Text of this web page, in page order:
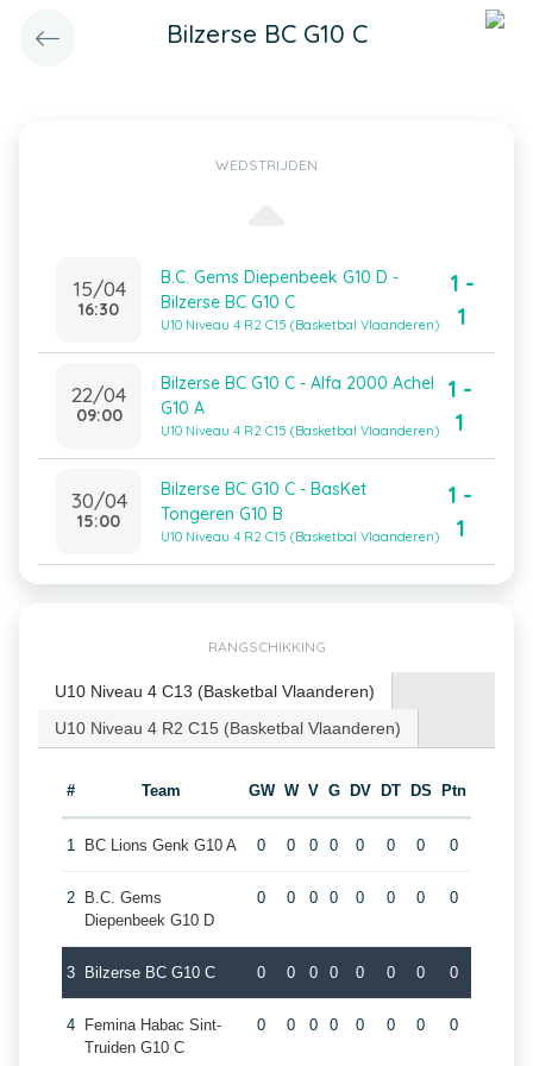
Bilzerse BC G10 C
WEDSTRIJDEN
15/04
16:30
B.C. Gems Diepenbeek G10 D -
Bilzerse BC G10 C
U10 Niveau 4 R2 C15 (Basketbal Vlaanderen)
1 -
1
22/04
09:00
Bilzerse BC G10 C - Alfa 2000 Achel
G10 A
U10 Niveau 4 R2 C15 (Basketbal Vlaanderen)
1 -
1
30/04
15:00
Bilzerse BC G10 C - BasKet
Tongeren G10 B
U10 Niveau 4 R2 C15 (Basketbal Vlaanderen)
1 -
1
RANGSCHIKKING
U10 Niveau 4 C13 (Basketbal Vlaanderen)
U10 Niveau 4 R2 C15 (Basketbal Vlaanderen)
# Team GW W V G DV DT DS Ptn
1 BC Lions Genk G10 A 0 0 0 0 0 0 0 0
2
B.C. Gems
Diepenbeek G10 D
0 0 0 0 0 0 0 0
3 Bilzerse BC G10 C 0 0 0 0 0 0 0 0
4
Femina Habac Sint-
Truiden G10 C
0 0 0 0 0 0 0 0